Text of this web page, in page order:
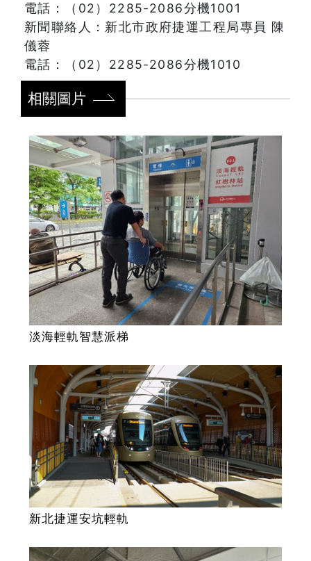
電話：（02）2285-2086分機1001
新聞聯絡人：新北市政府捷運工程局專員 陳
儀蓉
電話：（02）2285-2086分機1010
相關圖片
淡海輕軌智慧派梯
新北捷運安坑輕軌